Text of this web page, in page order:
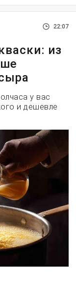
22:07
из
у вас
и дешевле